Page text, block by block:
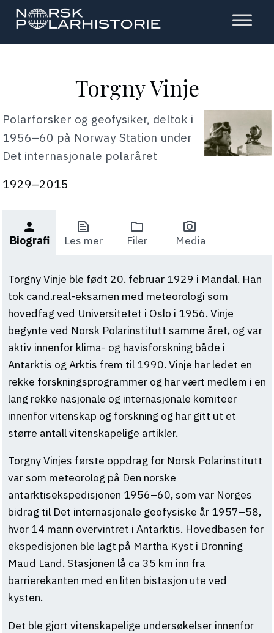
Hopp
hovedinnholdet
Polarhistorie
Torgny Vinje
Polarforsker og geofysiker, deltok i
1956–60 på Norway Station under
Det internasjonale polaråret
1929–2015
person
Biografi
text_snippet
Les mer
folder
Filer
photo_camera
Media
Torgny Vinje ble født 20. februar 1929 i Mandal. Han
tok cand.real-eksamen med meteorologi som
hovedfag ved Universitetet i Oslo i 1956. Vinje
begynte ved Norsk Polarinstitutt samme året, og var
aktiv innenfor klima- og havisforskning både i
Antarktis og Arktis frem til 1990. Vinje har ledet en
rekke forskningsprogrammer og har vært medlem i en
lang rekke nasjonale og internasjonale komiteer
innenfor vitenskap og forskning og har gitt ut et
større antall vitenskapelige artikler.
Torgny Vinjes første oppdrag for Norsk Polarinstitutt
var som meteorolog på Den norske
antarktisekspedisjonen 1956–60, som var Norges
bidrag til Det internasjonale geofysiske år 1957–58,
hvor 14 mann overvintret i Antarktis. Hovedbasen for
ekspedisjonen ble lagt på Märtha Kyst i Dronning
Maud Land. Stasjonen lå ca 35 km inn fra
barrierekanten med en liten bistasjon ute ved
kysten.
Det ble gjort vitenskapelige undersøkelser innenfor